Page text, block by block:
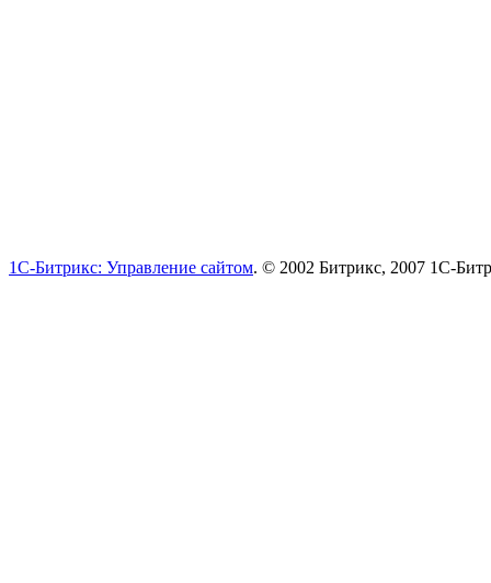
1С-Битрикс: Управление сайтом. © 2002 Битрикс, 2007 1С-